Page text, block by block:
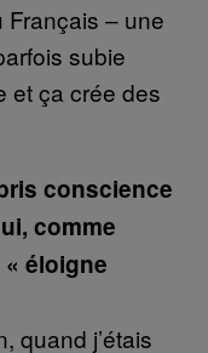
Français – une
subie
et ça crée des
conscience
comme
éloigne
quand j’étais